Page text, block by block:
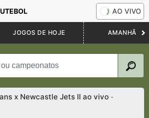
AO VIVO
JOGOS DE HOJE AMANHÃ
x Newcastle Jets II ao vivo-